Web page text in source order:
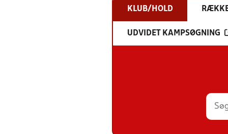
KLUB/HOLD
UDVIDET KAMPSØGNING